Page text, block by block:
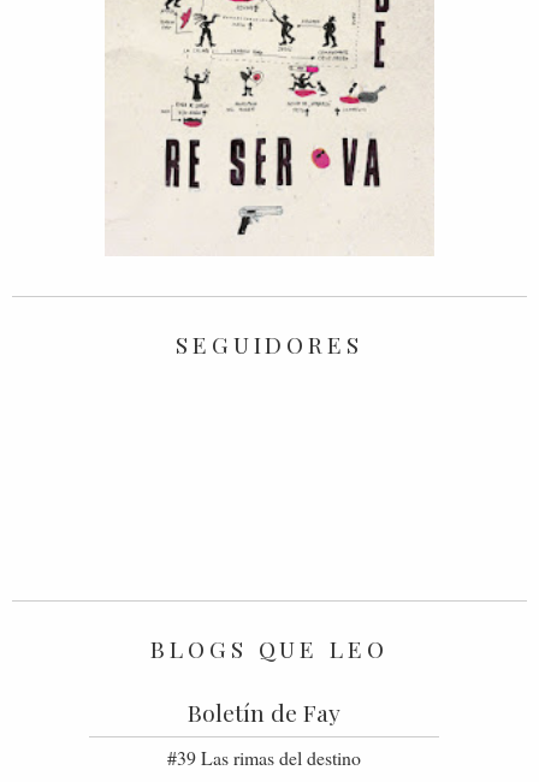
SEGUIDORES
BLOGS QUE LEO
Boletín de Fay
#39 Las rimas del destino